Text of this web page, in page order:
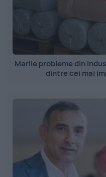
Marile probleme din
dintre cei mai